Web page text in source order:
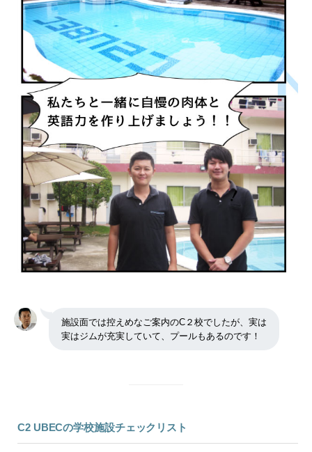
施設面では控えめなご案内のC２校でしたが、実は
実はジムが充実していて、プールもあるのです！
C2 UBECの学校施設チェックリスト